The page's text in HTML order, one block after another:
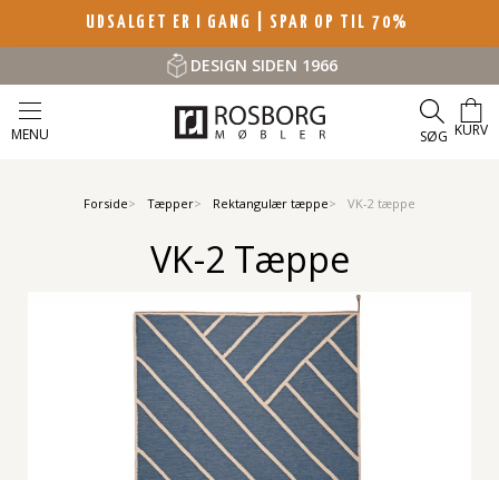
UDSALGET ER I GANG | SPAR OP TIL 70%
DESIGN SIDEN 1966
MENU SØG KURV
Forside Tæpper Rektangulær tæppe VK-2 tæppe
VK-2 Tæppe